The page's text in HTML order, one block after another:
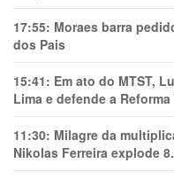
17:55: Moraes barra
dos Pais
15:41: Em ato do MTST,
Lima e defende a
11:30: Milagre da
Nikolas Ferreira explode